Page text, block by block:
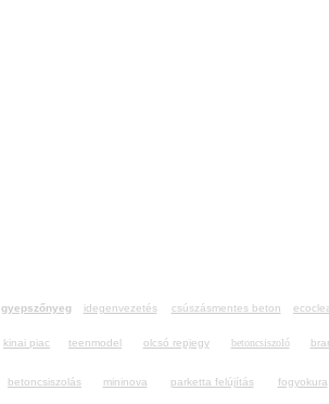
gyepszőnyeg idegenvezetés csúszásmentes beton
kinai piac teenmodel olcsó repjegy betoncsiszoló
betoncsiszolás mininova parketta felújítás fogyokura